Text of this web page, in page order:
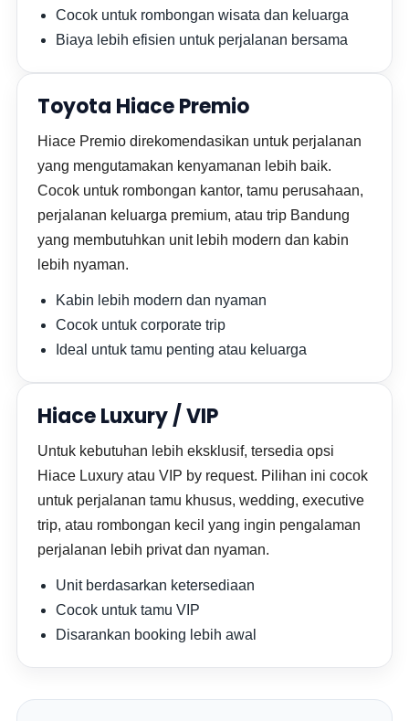
Cocok untuk rombongan wisata dan keluarga
Biaya lebih efisien untuk perjalanan bersama
Toyota Hiace Premio
Hiace Premio direkomendasikan untuk perjalanan
yang mengutamakan kenyamanan lebih baik.
Cocok untuk rombongan kantor, tamu perusahaan,
perjalanan keluarga premium, atau trip Bandung
yang membutuhkan unit lebih modern dan kabin
lebih nyaman.
Kabin lebih modern dan nyaman
Cocok untuk corporate trip
Ideal untuk tamu penting atau keluarga
Hiace Luxury / VIP
Untuk kebutuhan lebih eksklusif, tersedia opsi
Hiace Luxury atau VIP by request. Pilihan ini cocok
untuk perjalanan tamu khusus, wedding, executive
trip, atau rombongan kecil yang ingin pengalaman
perjalanan lebih privat dan nyaman.
Unit berdasarkan ketersediaan
Cocok untuk tamu VIP
Disarankan booking lebih awal